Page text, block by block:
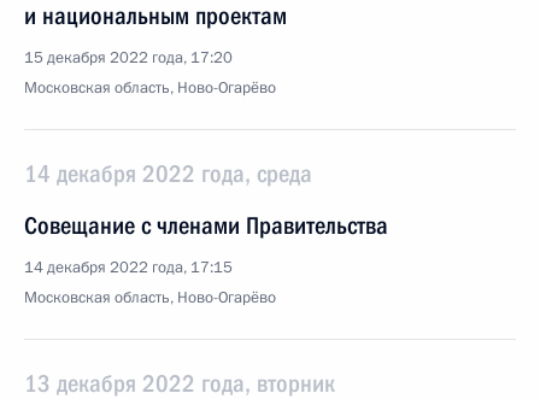
и национальным проектам
15 декабря 2022 года, 17:20
Московская область, Ново-Огарёво
14 декабря 2022 года, среда
Совещание с членами Правительства
14 декабря 2022 года, 17:15
Московская область, Ново-Огарёво
13 декабря 2022 года, вторник